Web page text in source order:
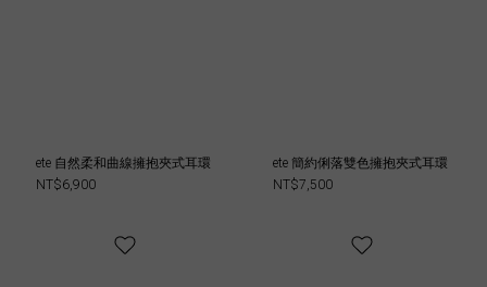
ete 自然柔和曲線擁抱夾式耳環
NT$6,900
ete 簡約俐落雙色擁抱夾式耳環
NT$7,500